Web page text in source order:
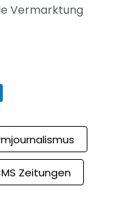
Vermarktung
Zeitungen